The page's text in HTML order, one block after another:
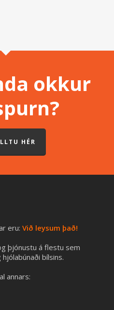
okkur
HÉR
eru: Við leysum það!
þjónustu á flestu sem
bílsins.
annars: